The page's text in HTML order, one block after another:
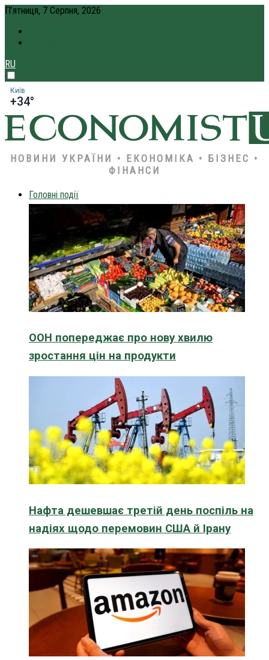
П’ятниця, 7 Серпня, 2026
RU
Київ
+34°
НОВИНИ УКРАЇНИ • ЕКОНОМІКА • БІЗНЕС •
ФІНАНСИ
Головні події
ООН попереджає про нову хвилю
зростання цін на продукти
Нафта дешевшає третій день поспіль на
надіях щодо перемовин США й Ірану